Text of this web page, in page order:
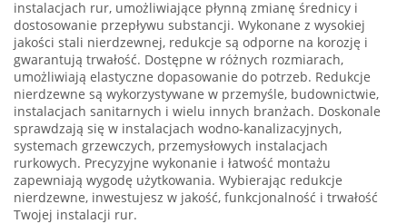
instalacjach rur, umożliwiające płynną zmianę średnicy i
dostosowanie przepływu substancji. Wykonane z wysokiej
jakości stali nierdzewnej, redukcje są odporne na korozję i
gwarantują trwałość. Dostępne w różnych rozmiarach,
umożliwiają elastyczne dopasowanie do potrzeb. Redukcje
nierdzewne są wykorzystywane w przemyśle, budownictwie,
instalacjach sanitarnych i wielu innych branżach. Doskonale
sprawdzają się w instalacjach wodno-kanalizacyjnych,
systemach grzewczych, przemysłowych instalacjach
rurkowych. Precyzyjne wykonanie i łatwość montażu
zapewniają wygodę użytkowania. Wybierając redukcje
nierdzewne, inwestujesz w jakość, funkcjonalność i trwałość
Twojej instalacji rur.